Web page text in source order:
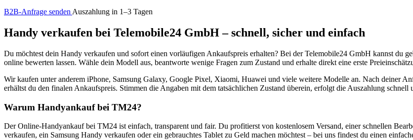
B2B-Anfrage senden Auszahlung in 1–3 Tagen
Handy verkaufen bei Telemobile24 GmbH – schnell, sicher und einfach
Du möchtest dein Handy verkaufen und sofort einen vorläufigen Ankaufspreis erhalten? Bei der Telemobile24 GmbH kannst du
online bewerten lassen. Wähle dein Modell aus, beantworte wenige Fragen zum Zustand und erhalte direkt eine erste
Wir kaufen unter anderem iPhone, Samsung Galaxy, Google Pixel, Xiaomi, Huawei und viele weitere Modelle an. Nach deiner
erhältst du den finalen Ankaufspreis. Stimmen die Angaben mit dem tatsächlichen Zustand überein, erfolgt die Auszahlung schnell
Warum Handyankauf bei TM24?
Der Online-Handyankauf bei TM24 ist einfach, transparent und fair. Du profitierst von kostenlosem Versand, einer schnellen
verkaufen, ein Samsung Handy verkaufen oder ein gebrauchtes Tablet zu Geld machen möchtest – bei uns findest du einen